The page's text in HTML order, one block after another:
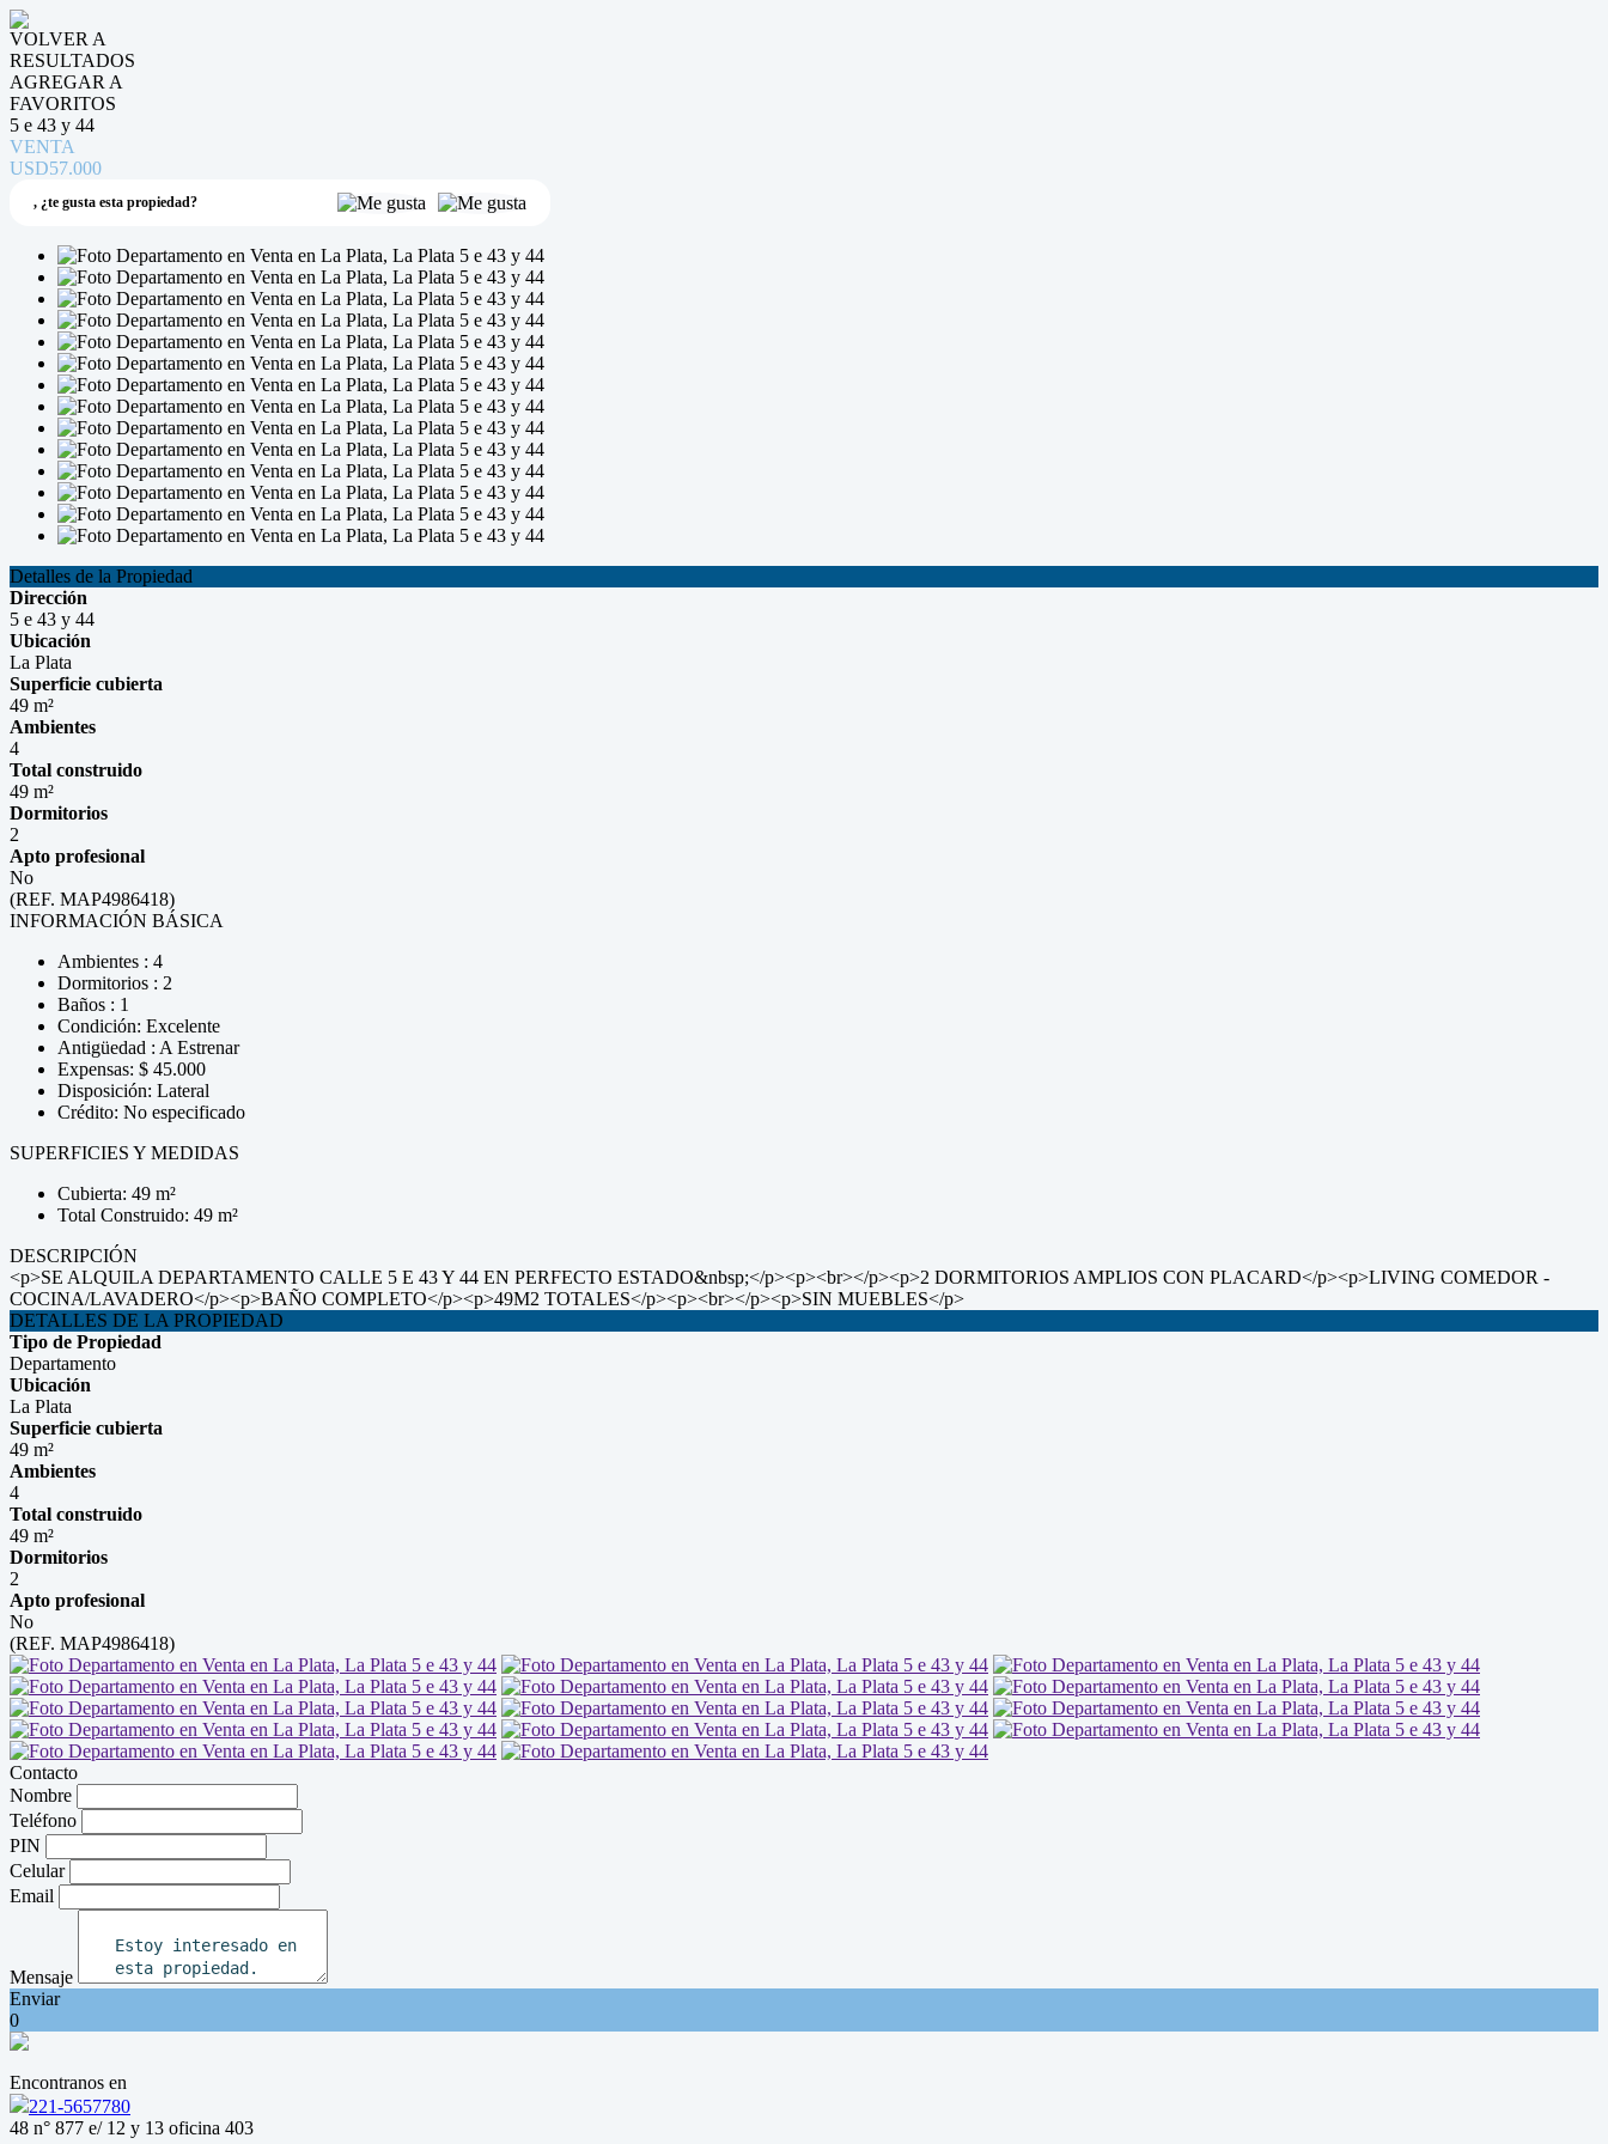
VOLVER A
RESULTADOS
AGREGAR A
FAVORITOS
5 e 43 y 44
VENTA
USD57.000
, ¿te gusta esta propiedad?
Detalles de la Propiedad
Dirección
5 e 43 y 44
Ubicación
La Plata
Superficie cubierta
49 m²
Ambientes
4
Total construido
49 m²
Dormitorios
2
Apto profesional
No
(REF. MAP4986418)
INFORMACIÓN BÁSICA
Ambientes : 4
Dormitorios : 2
Baños : 1
Condición: Excelente
Antigüedad : A Estrenar
Expensas: $ 45.000
Disposición: Lateral
Crédito: No especificado
SUPERFICIES Y MEDIDAS
Cubierta: 49 m²
Total Construido: 49 m²
DESCRIPCIÓN
<p>SE ALQUILA DEPARTAMENTO CALLE 5 E 43 Y 44 EN PERFECTO ESTADO&nbsp;</p><p><br></p><p>2 DORMITORIOS AMPLIOS CON PLACARD</p><p>LIVING COMEDOR -
COCINA/LAVADERO</p><p>BAÑO COMPLETO</p><p>49M2 TOTALES</p><p><br></p><p>SIN MUEBLES</p>
DETALLES DE LA PROPIEDAD
Tipo de Propiedad
Departamento
Ubicación
La Plata
Superficie cubierta
49 m²
Ambientes
4
Total construido
49 m²
Dormitorios
2
Apto profesional
No
(REF. MAP4986418)
Contacto
Nombre
Teléfono
PIN
Celular
Email
Mensaje
Enviar
0
Encontranos en
221-5657780
48 n° 877 e/ 12 y 13 oficina 403